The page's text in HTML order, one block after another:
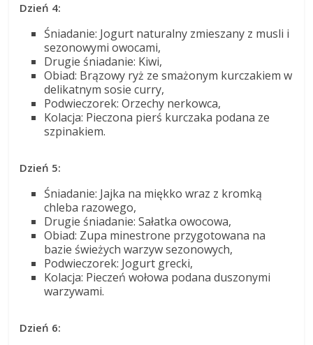
Dzień 4:
Śniadanie: Jogurt naturalny zmieszany z musli i
sezonowymi owocami,
Drugie śniadanie: Kiwi,
Obiad: Brązowy ryż ze smażonym kurczakiem w
delikatnym sosie curry,
Podwieczorek: Orzechy nerkowca,
Kolacja: Pieczona pierś kurczaka podana ze
szpinakiem.
Dzień 5:
Śniadanie: Jajka na miękko wraz z kromką
chleba razowego,
Drugie śniadanie: Sałatka owocowa,
Obiad: Zupa minestrone przygotowana na
bazie świeżych warzyw sezonowych,
Podwieczorek: Jogurt grecki,
Kolacja: Pieczeń wołowa podana duszonymi
warzywami.
Dzień 6: